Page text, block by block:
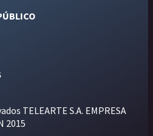
TELEARTE S.A. EMPRESA
2015